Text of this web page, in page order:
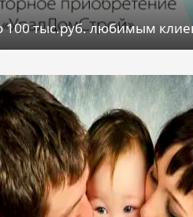
100 тыс.руб. любимым